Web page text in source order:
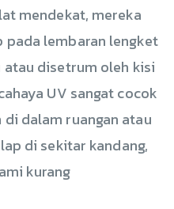
mendekat, mereka
pada lembaran lengket
disetrum oleh kisi
UV sangat cocok
dalam ruangan atau
di sekitar kandang,
kurang